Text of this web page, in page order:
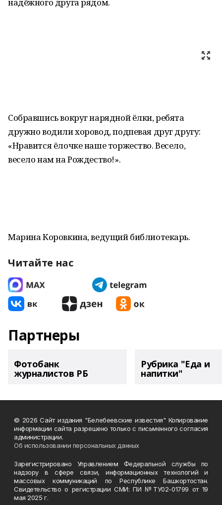
Собравшись вокруг нарядной ёлки, ребята
дружно водили хоровод, подпевая друг другу:
«Нравится ёлочке наше торжество. Весело,
весело нам на Рождество!».
Марина Коровкина, ведущий библиотекарь.
Читайте нас
Партнеры
Фотобанк
журналистов РБ
Рубрика "Еда и
напитки"
© 2026 Сайт издания "Белебеевские известия" Копирование
информации сайта разрешено только с письменного согласия
администрации.
Об использовании персональных данных
Зарегистрировано Управлением Федеральной службы по
надзору в сфере связи, информационных технологий и
массовых коммуникаций по Республике Башкортостан.
Свидетельство о регистрации СМИ: ПИ №ТУ02-01799 от 19
мая 2025 г.